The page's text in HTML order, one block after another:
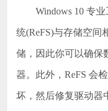
Windows 10 专业
统(ReFS)与存储空间
储，因此你可以确保
器。此外，ReFS 会
坏，然后修复驱动器